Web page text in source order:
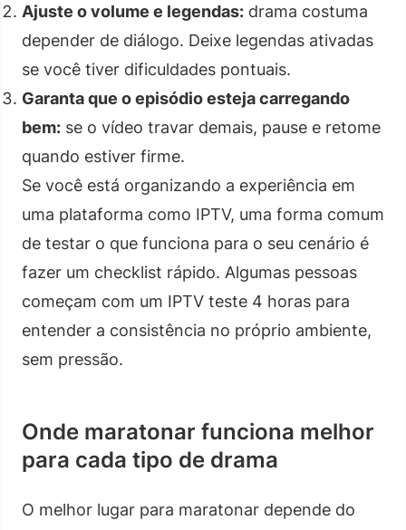
Ajuste o volume e legendas: drama costuma
depender de diálogo. Deixe legendas ativadas
se você tiver dificuldades pontuais.
Garanta que o episódio esteja carregando
bem: se o vídeo travar demais, pause e retome
quando estiver firme.
Se você está organizando a experiência em
uma plataforma como IPTV, uma forma comum
de testar o que funciona para o seu cenário é
fazer um checklist rápido. Algumas pessoas
começam com um IPTV teste 4 horas para
entender a consistência no próprio ambiente,
sem pressão.
Onde maratonar funciona melhor
para cada tipo de drama
O melhor lugar para maratonar depende do